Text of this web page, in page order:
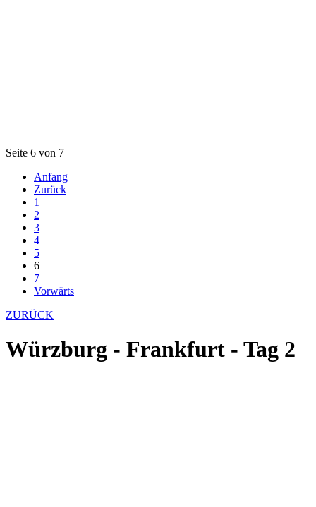
Seite 6 von 7
Anfang
Zurück
1
2
3
4
5
6
7
Vorwärts
ZURÜCK
Würzburg - Frankfurt - Tag 2